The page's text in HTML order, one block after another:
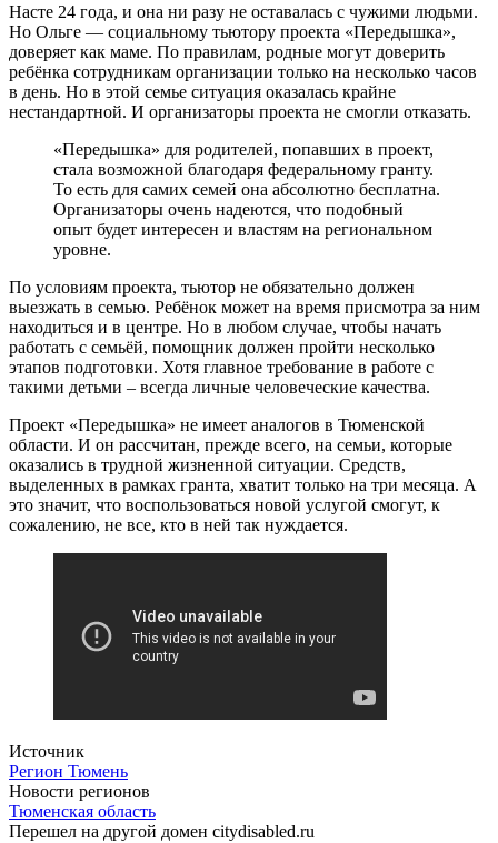
Насте 24 года, и она ни разу не оставалась с чужими людьми.
Но Ольге — социальному тьютору проекта «Передышка»,
доверяет как маме. По правилам, родные могут доверить
ребёнка сотрудникам организации только на несколько часов
в день. Но в этой семье ситуация оказалась крайне
нестандартной. И организаторы проекта не смогли отказать.
«Передышка» для родителей, попавших в проект,
стала возможной благодаря федеральному гранту.
То есть для самих семей она абсолютно бесплатна.
Организаторы очень надеются, что подобный
опыт будет интересен и властям на региональном
уровне.
По условиям проекта, тьютор не обязательно должен
выезжать в семью. Ребёнок может на время присмотра за ним
находиться и в центре. Но в любом случае, чтобы начать
работать с семьёй, помощник должен пройти несколько
этапов подготовки. Хотя главное требование в работе с
такими детьми – всегда личные человеческие качества.
Проект «Передышка» не имеет аналогов в Тюменской
области. И он рассчитан, прежде всего, на семьи, которые
оказались в трудной жизненной ситуации. Средств,
выделенных в рамках гранта, хватит только на три месяца. А
это значит, что воспользоваться новой услугой смогут, к
сожалению, не все, кто в ней так нуждается.
Источник
Регион Тюмень
Новости регионов
Тюменская область
Перешел на другой домен citydisabled.ru